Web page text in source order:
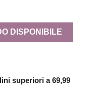
DISPONIBILE
superiori a 69,99